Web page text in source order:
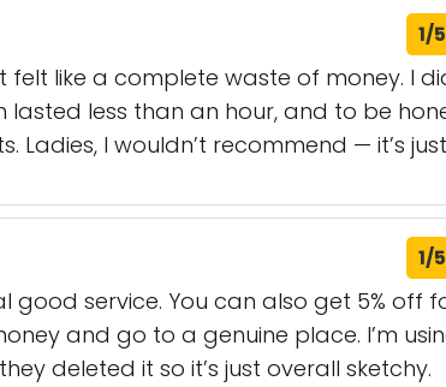
1/5
like a complete waste of money. I
less than an hour, and to be
I wouldn’t recommend — it’s
1/5
service. You can also get 5% off
and go to a genuine place. I’m
deleted it so it’s just overall sketchy.